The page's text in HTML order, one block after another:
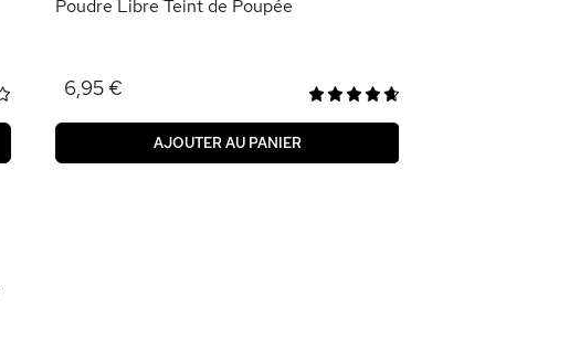
Poudre Libre Teint de Poupée
6,95 €
AJOUTER AU PANIER